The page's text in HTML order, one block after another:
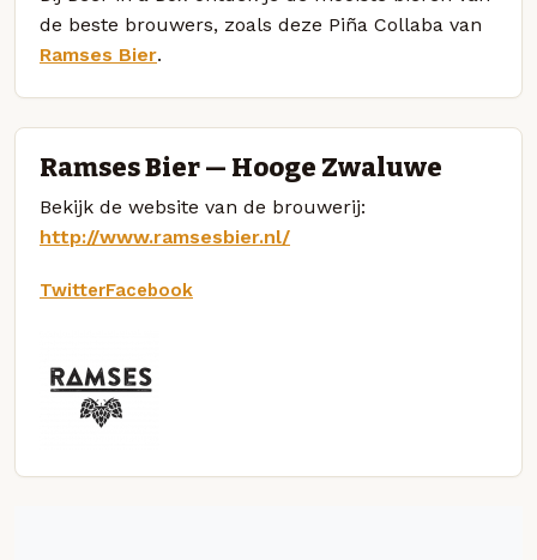
de beste brouwers, zoals deze Piña Collaba van
Ramses Bier.
Ramses Bier — Hooge Zwaluwe
Bekijk de website van de brouwerij:
http://www.ramsesbier.nl/
TwitterFacebook